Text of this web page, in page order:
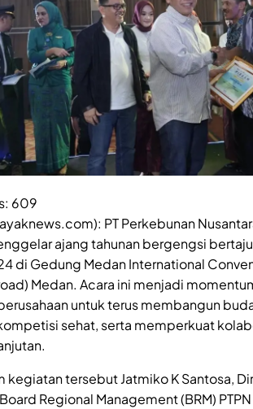
609
PT Perkebunan
ajang tahunan bergengsi
di Gedung Medan International
Medan. Acara ini menjadi
untuk terus membangun
sehat, serta memperkuat
kegiatan tersebut Jatmiko K Santosa,
Regional Management (BRM)